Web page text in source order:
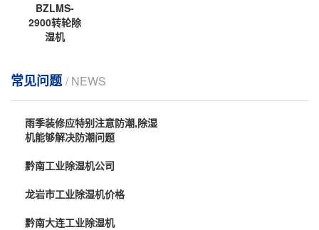
BZLMS-
2900转轮除
湿机
常见问题/ NEWS
雨季装修应特别注意防潮,除湿
机能够解决防潮问题
黔南工业除湿机公司
龙岩市工业除湿机价格
黔南大连工业除湿机